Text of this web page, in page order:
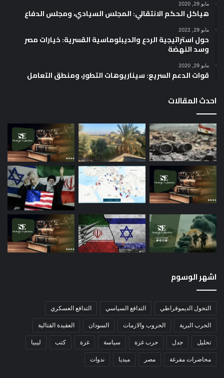
مايو 29, 2020
هياكل الحكم الانتقالي: المجلس السيادي، ومجلس الدفاع
مايو 29, 2022
حول استراتيجية الردع والديبلوماسية القسرية: خيارات مصر
وسد النهضة
مايو 29, 2020
قوات الدعم السريع: سيناريوهات التطور، ومنطق التعامل
احدث المقالات
اشهر الوسوم
التحول الديموقراطي التدافع السياسي التدافع العسكري
الحرب البرية الحروب والازمات السودان العقيدة القتالية
تحليل جدل حرب غزة سياسة غزة كتب ليبيا
محاضرات مفرغة مصر ميديا ندوات